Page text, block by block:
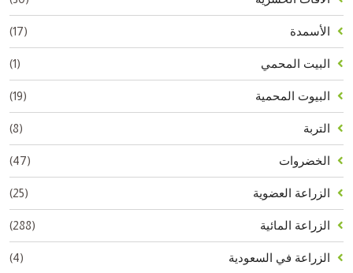
الأسمدة (17)
البيت المحمي (1)
البيوت المحمية (19)
التربة (8)
الخضروات (47)
الزراعة العضوية (25)
الزراعة المائية (288)
الزراعة في السعودية (4)